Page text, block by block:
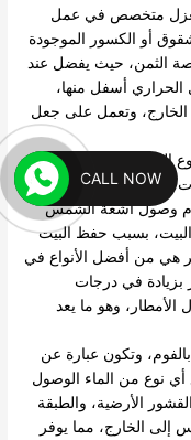
العزل متخصص في عمل
أو الكسور الموجودة
الثمن، حيث يفضل عند
الحراري أسفل منها،
وتعمل على جعل
السابق، حيث يستخدم
المرتفعة،
وصول أشعة الشمس
البيت، بسبب حفظ البيت
هي من أفضل الأنواع في
بزيادة في درجات
وهو ما يعد
وتكون عبارة عن
أي نوع من الماء الوصول
الأرضية، والطبقة
الخارج، مما يوفر
CALL NOW